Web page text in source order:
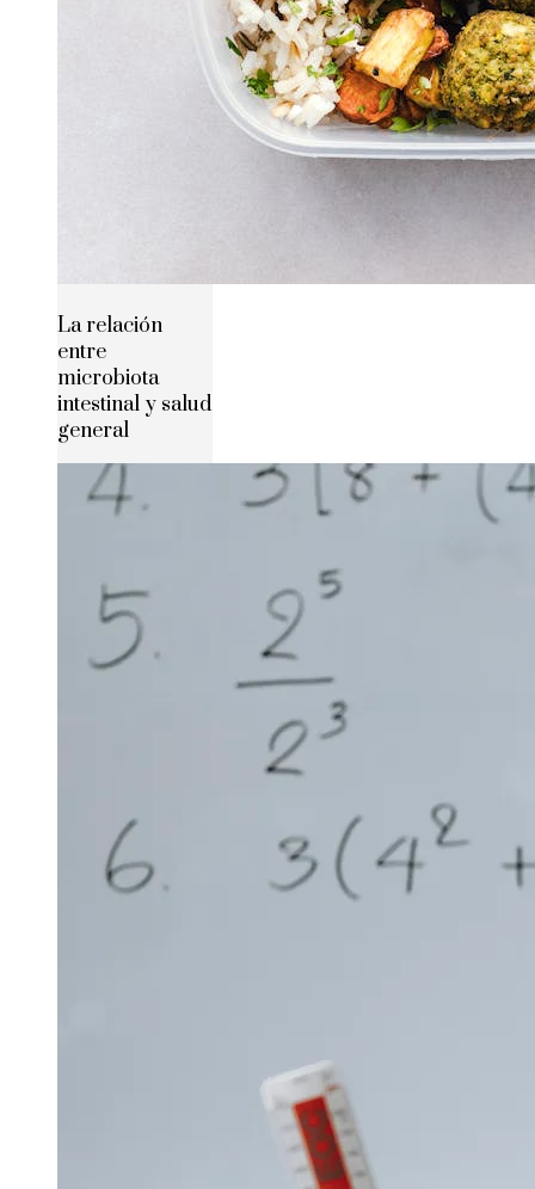
La relación
entre
microbiota
intestinal y salud
general